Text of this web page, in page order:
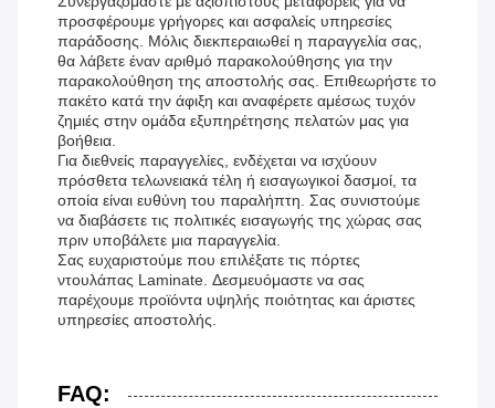
προσφέρουμε γρήγορες και ασφαλείς υπηρεσίες
παράδοσης. Μόλις διεκπεραιωθεί η παραγγελία σας,
θα λάβετε έναν αριθμό παρακολούθησης για την
παρακολούθηση της αποστολής σας. Επιθεωρήστε το
πακέτο κατά την άφιξη και αναφέρετε αμέσως τυχόν
ζημιές στην ομάδα εξυπηρέτησης πελατών μας για
βοήθεια.
Για διεθνείς παραγγελίες, ενδέχεται να ισχύουν
πρόσθετα τελωνειακά τέλη ή εισαγωγικοί δασμοί, τα
οποία είναι ευθύνη του παραλήπτη. Σας συνιστούμε
να διαβάσετε τις πολιτικές εισαγωγής της χώρας σας
πριν υποβάλετε μια παραγγελία.
Σας ευχαριστούμε που επιλέξατε τις πόρτες
ντουλάπας Laminate. Δεσμευόμαστε να σας
παρέχουμε προϊόντα υψηλής ποιότητας και άριστες
υπηρεσίες αποστολής.
FAQ: